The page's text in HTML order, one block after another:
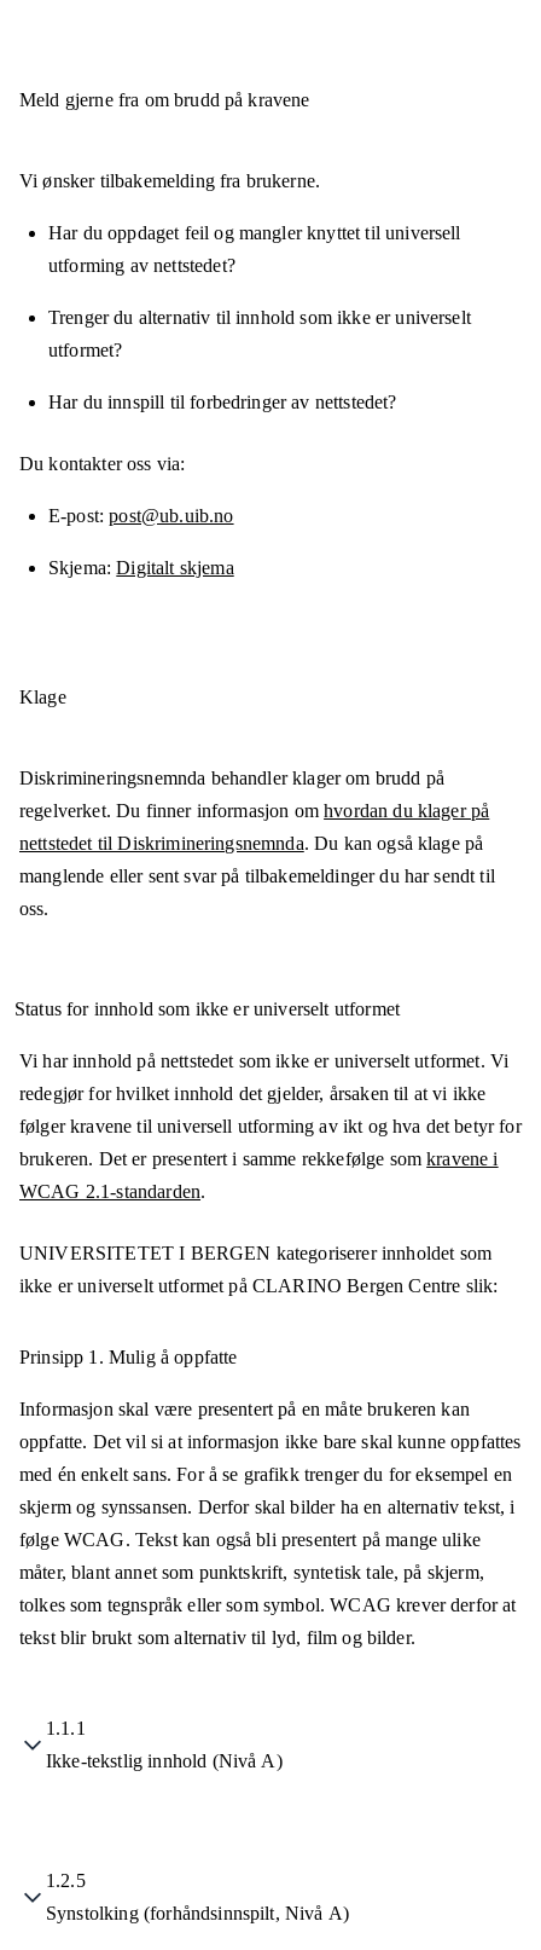
Meld gjerne fra om brudd på kravene
Vi ønsker tilbakemelding fra brukerne.
Har du oppdaget feil og mangler knyttet til universell
utforming av nettstedet?
Trenger du alternativ til innhold som ikke er universelt
utformet?
Har du innspill til forbedringer av nettstedet?
Du kontakter oss via:
E-post post@ub.uib.no
Skjema Digitalt skjema
Klage
Diskrimineringsnemnda behandler klager om brudd på
regelverket. Du finner informasjon omhvordan du klager på
nettstedet til Diskrimineringsnemnda. Du kan også klage på
manglende eller sent svar på tilbakemeldinger du har sendt til
oss.
Status for innhold som ikke er universelt utformet
Vi har innhold på nettstedet som ikke er universelt utformet. Vi
redegjør for hvilket innhold det gjelder, årsaken til at vi ikke
følger kravene til universell utforming av ikt og hva det betyr for
brukeren. Det er presentert i samme rekkefølge somkravene i
WCAG 2.1-standarden.
UNIVERSITETET I BERGEN kategoriserer innholdet som
ikke er universelt utformet på CLARINO Bergen Centre slik:
Prinsipp 1. Mulig å oppfatte
Informasjon skal være presentert på en måte brukeren kan
oppfatte. Det vil si at informasjon ikke bare skal kunne oppfattes
med én enkelt sans. For å se grafikk trenger du for eksempel en
skjerm og synssansen. Derfor skal bilder ha en alternativ tekst, i
følge WCAG. Tekst kan også bli presentert på mange ulike
måter, blant annet som punktskrift, syntetisk tale, på skjerm,
tolkes som tegnspråk eller som symbol. WCAG krever derfor at
tekst blir brukt som alternativ til lyd, film og bilder.
1.1.1
Ikke-tekstlig innhold (Nivå A)
1.2.5
Synstolking (forhåndsinnspilt, Nivå A)